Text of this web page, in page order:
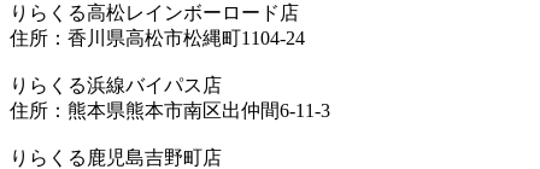
りらくる高松レインボーロード店
住所：香川県高松市松縄町1104-24
りらくる浜線バイパス店
住所：熊本県熊本市南区出仲間6-11-3
りらくる鹿児島吉野町店